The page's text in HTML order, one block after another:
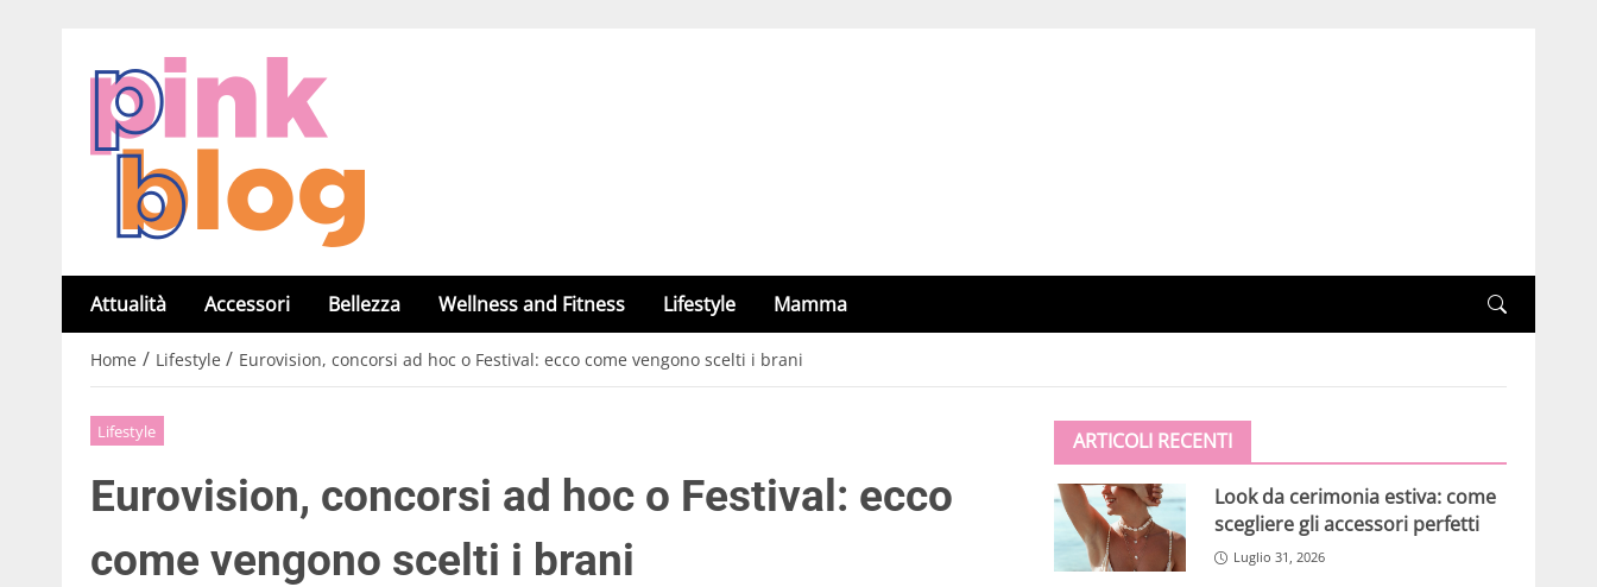
Attualità Accessori Bellezza Wellness and Fitness Lifestyle Mamma
Home / Lifestyle / Eurovision, concorsi ad hoc o Festival: ecco come vengono scelti i brani
Lifestyle
Eurovision, concorsi ad hoc o Festival: ecco
come vengono scelti i brani
ARTICOLI RECENTI
Look da cerimonia estiva: come
scegliere gli accessori perfetti
Luglio 31, 2026